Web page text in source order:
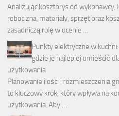
Analizując kosztorys od
robocizna, materiały, sprzęt oraz
zasadniczą rolę w ocenie …
Punkty elektryczne w
gdzie je najlepiej umieścić
użytkowania
Planowanie ilości i rozmieszczenia
to kluczowy krok, który wpływa na
użytkowania. Aby …